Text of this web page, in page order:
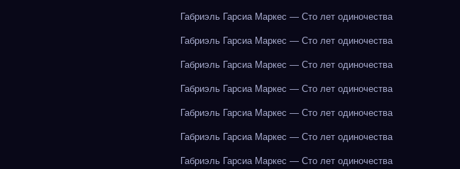
Габриэль Гарсиа Маркес — Сто лет одиночества
Габриэль Гарсиа Маркес — Сто лет одиночества
Габриэль Гарсиа Маркес — Сто лет одиночества
Габриэль Гарсиа Маркес — Сто лет одиночества
Габриэль Гарсиа Маркес — Сто лет одиночества
Габриэль Гарсиа Маркес — Сто лет одиночества
Габриэль Гарсиа Маркес — Сто лет одиночества